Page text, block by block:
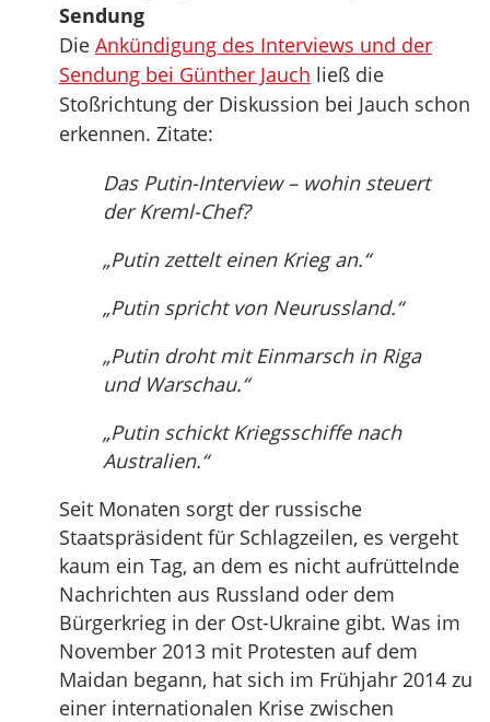
Sendung
Die Ankündigung des Interviews und der
Sendung bei Günther Jauch ließ die
Stoßrichtung der Diskussion bei Jauch schon
erkennen. Zitate:
Das Putin-Interview – wohin steuert
der Kreml-Chef?
„Putin zettelt einen Krieg an.“
„Putin spricht von Neurussland.“
„Putin droht mit Einmarsch in Riga
und Warschau.“
„Putin schickt Kriegsschiffe nach
Australien.“
Seit Monaten sorgt der russische
Staatspräsident für Schlagzeilen, es vergeht
kaum ein Tag, an dem es nicht aufrüttelnde
Nachrichten aus Russland oder dem
Bürgerkrieg in der Ost-Ukraine gibt. Was im
November 2013 mit Protesten auf dem
Maidan begann, hat sich im Frühjahr 2014 zu
einer internationalen Krise zwischen